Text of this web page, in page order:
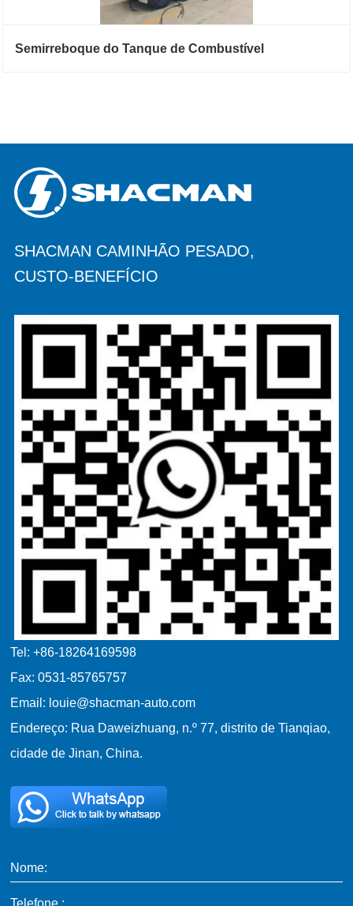
Semirreboque do Tanque de Combustível
SHACMAN CAMINHÃO PESADO,
CUSTO-BENEFÍCIO
Tel: +86-18264169598
Fax: 0531-85765757
Email: louie@shacman-auto.com
Endereço: Rua Daweizhuang, n.º 77, distrito de Tianqiao,
cidade de Jinan, China.
Nome:
Telefone :